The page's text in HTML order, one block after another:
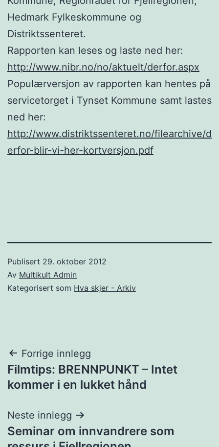
Hedmark Fylkeskommune og
Distriktssenteret.
Rapporten kan leses og laste ned her:
http://www.nibr.no/no/aktuelt/derfor.aspx
Populærversjon av rapporten kan hentes på
servicetorget i Tynset Kommune samt lastes
ned her:
http://www.distriktssenteret.no/filearchive/d
erfor-blir-vi-her-kortversjon.pdf
Publisert 29. oktober 2012
Av Multikult Admin
Kategorisert som Hva skjer - Arkiv
Innleggsnavigasjon
Forrige innlegg
Filmtips: BRENNPUNKT – Intet
kommer i en lukket hånd
Neste innlegg
Seminar om innvandrere som